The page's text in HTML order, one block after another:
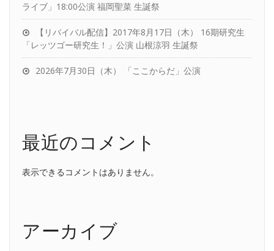
ライブ」18:00公演 福岡聖菜 生誕祭
【リバイバル配信】2017年8月17日（木） 16期研究生
「レッツゴー研究生！」公演 山根涼羽 生誕祭
2026年7月30日（木） 「ここからだ」公演
最近のコメント
表示できるコメントはありません。
アーカイブ